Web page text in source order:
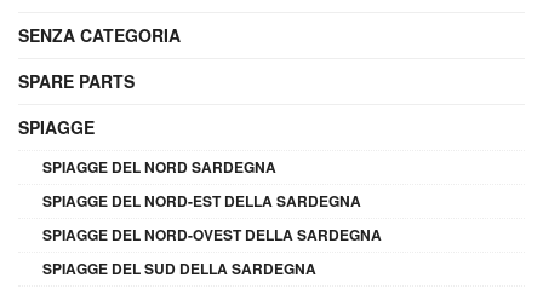
SENZA CATEGORIA
SPARE PARTS
SPIAGGE
SPIAGGE DEL NORD SARDEGNA
SPIAGGE DEL NORD-EST DELLA SARDEGNA
SPIAGGE DEL NORD-OVEST DELLA SARDEGNA
SPIAGGE DEL SUD DELLA SARDEGNA